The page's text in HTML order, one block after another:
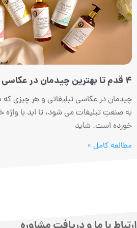
4 قدم تا بهترین چیدمان در عکاسی تبلیغاتی
چیدمان در عکاسی تبلیغاتی و هر چیزی
به صنعتِ تبلیغات می شود، تا ابد با واژه
خورده است. شاید
مطالعه کامل »